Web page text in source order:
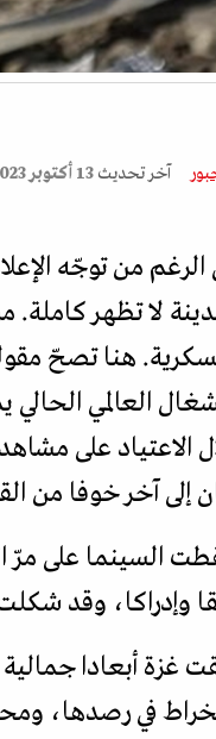
آخر تحديث 13 أكتوبر 2023
الرغم من توجّه
لا تظهر
العالمي
الاعتياد على
إلى آخر خوفا من
السينما على مرّ
وإدراكا، وقد
غزة أبعادا
في رصدها،